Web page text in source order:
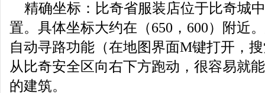
精确坐标：比奇省服装店位于比奇城
置。具体坐标大约在（650，600）附近
自动寻路功能（在地图界面M键打开，
从比奇安全区向右下方跑动，很容易就
的建筑。